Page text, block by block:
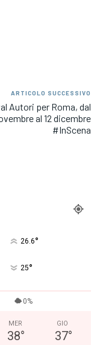
ARTICOLO SUCCESSIVO
Autori per Roma, dal
al 12 dicembre
#InScena
26.6°
25°
0%
MER
38°
GIO
37°